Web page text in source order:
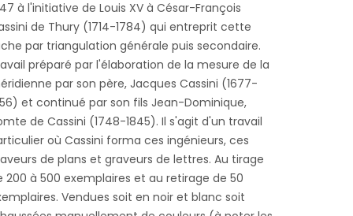
à l'initiative de Louis XV à César-François
de Thury (1714-1784) qui entreprit cette
par triangulation générale puis secondaire.
préparé par l'élaboration de la mesure de la
par son père, Jacques Cassini (1677-
et continué par son fils Jean-Dominique,
de Cassini (1748-1845). Il s'agit d'un travail
où Cassini forma ces ingénieurs, ces
de plans et graveurs de lettres. Au tirage
200 à 500 exemplaires et au retirage de 50
Vendues soit en noir et blanc soit